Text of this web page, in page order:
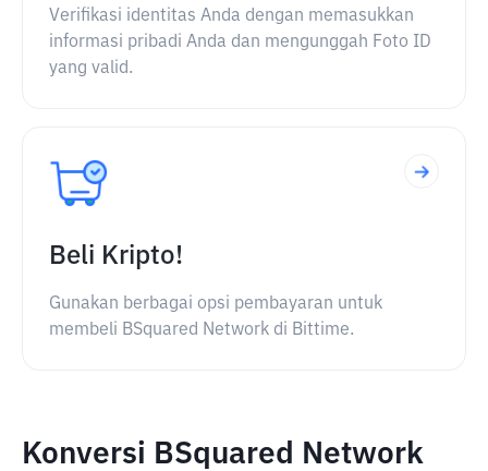
Verifikasi identitas Anda dengan memasukkan
informasi pribadi Anda dan mengunggah Foto ID
yang valid.
Beli Kripto!
Gunakan berbagai opsi pembayaran untuk
membeli BSquared Network di Bittime.
Konversi BSquared Network